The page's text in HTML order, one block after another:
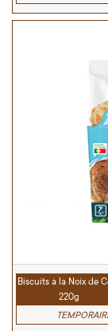
Biscuits à la Noix de
220g